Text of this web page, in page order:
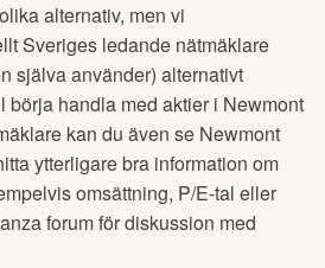
alternativ, men vi
Sveriges ledande nätmäklare
själva använder) alternativt
börja handla med aktier i Newmont
kan du även se Newmont
ytterligare bra information om
omsättning, P/E-tal eller
forum för diskussion med